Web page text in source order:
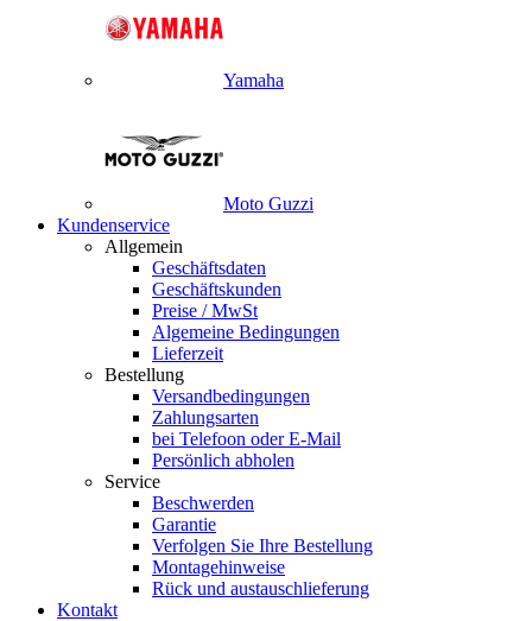
Yamaha
Moto Guzzi
Kundenservice
Allgemein
Geschäftsdaten
Geschäftskunden
Preise / MwSt
Algemeine Bedingungen
Lieferzeit
Bestellung
Versandbedingungen
Zahlungsarten
bei Telefoon oder E-Mail
Persönlich abholen
Service
Beschwerden
Garantie
Verfolgen Sie Ihre Bestellung
Montagehinweise
Rück und austauschlieferung
Kontakt